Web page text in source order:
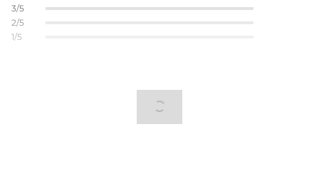
3/5
2/5
1/5